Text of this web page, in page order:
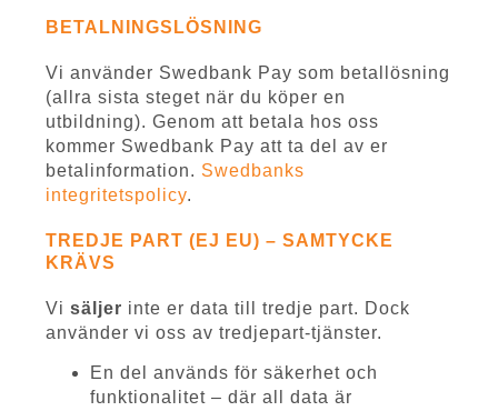
BETALNINGSLÖSNING
Vi använder Swedbank Pay som betallösning
(allra sista steget när du köper en
utbildning). Genom att betala hos oss
kommer Swedbank Pay att ta del av er
betalinformation. Swedbanks
integritetspolicy.
TREDJE PART (EJ EU) – SAMTYCKE
KRÄVS
Visäljer inte er data till tredje part. Dock
använder vi oss av tredjepart-tjänster.
En del används för säkerhet och
funktionalitet – där all data är